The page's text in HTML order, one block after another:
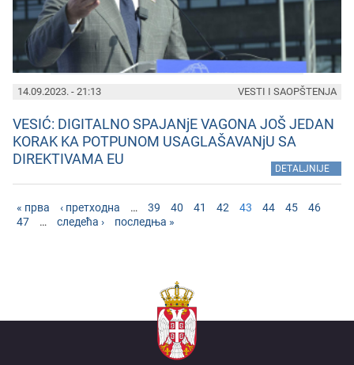
14.09.2023. - 21:13
VESIĆ: DIGITALNO SPAJANjE VAGONA JOŠ JEDAN
KORAK KA POTPUNOM USAGLAŠAVANjU SA
DIREKTIVAMA EU
DETALJNIJE
VESTI I SAOPŠTENJA
« прва ‹ претходна … 39 40 41 42 43 44 45
46
47
… следећа › последња »